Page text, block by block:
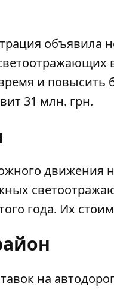
объявила
и повысить
31 млн. грн.
движения
года. Их
на